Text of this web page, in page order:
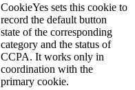
CookieYes sets this cookie to
record the default button
state of the corresponding
category and the status of
CCPA. It works only in
coordination with the
primary cookie.